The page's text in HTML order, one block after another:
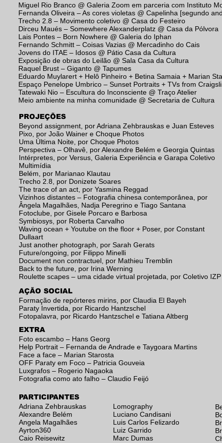
Miguel Rio Branco @ Galeria Zoom em parceria com Instituto
Fernanda Oliveira – As cores violetas @ Capelinha [segundo
Trecho 2.8 – Movimento coletivo @ Casa do Festeiro
Dirceu Maués – Somewhere Alexanderplatz @ Casa da Pólvora
Lais Pontes – Born Nowhere @ Galeria do Iphan
Fernando Schmitt – Coisas Vazias @ Mercadinho do Cais
Jovens do ITAE – Idosos @ Pátio Casa da Cultura
Exposição de obras do Leilão @ Sala Casa da Cultura
Raquel Brust – Giganto @ Tapumes
Eduardo Muylarert + Helô Pinheiro + Betina Samaia + Marian
Espaço Penelope Umbrico – Sunset Portraits + TVs from
Tatewaki Nio – Escultura do Inconsciente @ Traço Atelier
Meio ambiente na minha comunidade @ Secretaria de Cultura
PROJEÇÕES
Beyond assignment, por Adriana Zehbrauskas e Juan Esteves
Pixo, por João Wainer e Choque Photos
Uma Última Noite, por Choque Photos
Perspectiva – Olhavê, por Alexandre Belém e Georgia Quintas
Intérpretes, por Versus, Galeria Experiência e Garapa Coletivo
Multimídia
Belém, por Marianao Klautau
Trecho 2.8, por Donizete Soares
The trace of an act, por Yasmina Reggad
Vizinhos distantes – Fotografia chinesa contemporânea, por
Ângela Magalhães, Nadja Peregrino e Tiago Santana
Fotoclube, por Gisele Porcaro e Barbosa
Symbiosys, por Roberta Carvalho
Waving ocean + Youtube on the floor + Poser, por Constant
Dullaart
Just another photograph, por Sarah Gerats
Future/ongoing, por Filippo Minelli
Document non contractuel, por Mathieu Tremblin
Back to the future, por Irina Werning
Roulette scapes – uma cidade virtual projetada, por Coletivo IZP
AÇÃO SOCIAL
Formação de repórteres mirins, por Claudia El Bayeh
Paraty Invertida, por Ricardo Hantzschel
Fotopalavra, por Ricardo Hantzschel e Tatiana Altberg
EXTRA
Foto escambo – Hans Georg
Help Portrait – Fernanda de Andrade e Taygoara Martins
Face a face – Marian Starosta
OFF Paraty em Foco – Patricia Gouveia
Luxgrafos – Rogerio Nagaoka
Fotografia como ato falho – Claudio Feijó
PARTICIPANTES
Adriana Zehbrauskas
Alexandre Belém
Angela Magalhães
Ayrton360
Caio Reisewitz
Lomography
Luciano Candisani
Luis Carlos Felizardo
Luiz Garrido
Marc Dumas